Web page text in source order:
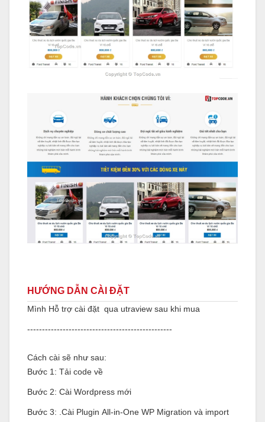
HƯỚNG DẪN CÀI ĐẶT
Mình Hỗ trợ cài đặt qua utraview sau khi mua
-------------------------------------------------
Cách cài sẽ như sau:
Bước 1: Tải code về
Bước 2: Cài Wordpress mới
Bước 3: .Cài Plugin All-in-One WP Migration và import